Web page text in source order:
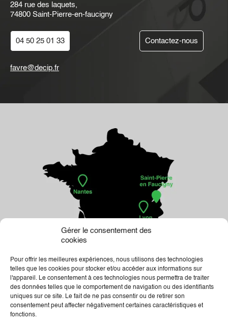
Gérer le consentement des
cookies
Pour offrir les meilleures expériences, nous utilisons des technologies
telles que les cookies pour stocker et/ou accéder aux informations sur
l'appareil. Le consentement à ces technologies nous permettra de traiter
des données telles que le comportement de navigation ou des identifiants
uniques sur ce site. Le fait de ne pas consentir ou de retirer son
consentement peut affecter négativement certaines caractéristiques et
fonctions.
284 rue des laquets,
74800 Saint-Pierre-en-faucigny
04 50 25 01 33 Contactez-nous
favre@decip.fr